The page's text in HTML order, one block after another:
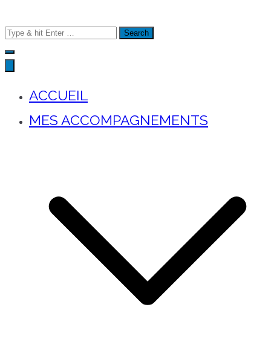
Search
for:
ACCUEIL
MES ACCOMPAGNEMENTS